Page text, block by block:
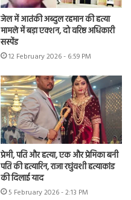
जेल में आतंकी अब्दुल रहमान की हत्या
मामले में बड़ा एक्शन, दो वरिष्ठ अधिकारी
सस्पेंड
12 February 2026 - 6:59 PM
प्रेमी, पति और हत्या, एक और प्रेमिका बनी
पति की हत्यारिन, राजा रघुंवशी हत्याकांड
की दिलाई याद
5 February 2026 - 2:13 PM